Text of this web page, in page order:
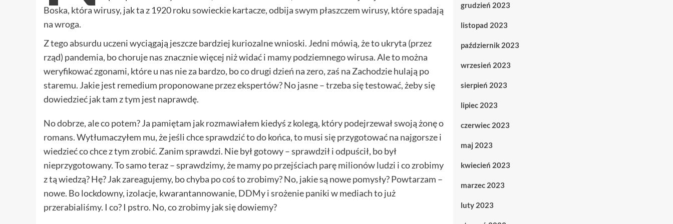
Boska, która wirusy, jak ta z 1920 roku sowieckie kartacze, odbija swym płaszczem wirusy, które spadają
na wroga.
Z tego absurdu uczeni wyciągają jeszcze bardziej kuriozalne wnioski. Jedni mówią, że to ukryta (przez
rząd) pandemia, bo choruje nas znacznie więcej niż widać i mamy podziemnego wirusa. Ale to można
weryfikować zgonami, które u nas nie za bardzo, bo co drugi dzień na zero, zaś na Zachodzie hulają po
staremu. Jakie jest remedium proponowane przez ekspertów? No jasne – trzeba się testować, żeby się
dowiedzieć jak tam z tym jest naprawdę.
No dobrze, ale co potem? Ja pamiętam jak rozmawiałem kiedyś z kolegą, który podejrzewał swoją żonę o
romans. Wytłumaczyłem mu, że jeśli chce sprawdzić to do końca, to musi się przygotować na najgorsze i
wiedzieć co chce z tym zrobić. Zanim sprawdzi. Nie był gotowy – sprawdził i odpuścił, bo był
nieprzygotowany. To samo teraz – sprawdzimy, że mamy po przejściach parę milionów ludzi i co zrobimy
z tą wiedzą? Hę? Jak zareagujemy, bo chyba po coś to zrobimy? No, jakie są nowe pomysły? Powtarzam –
nowe. Bo lockdowny, izolacje, kwarantannowanie, DDMy i srożenie paniki w mediach to już
przerabialiśmy. I co? I pstro. No, co zrobimy jak się dowiemy?
grudzień 2023
listopad 2023
październik 2023
wrzesień 2023
sierpień 2023
lipiec 2023
czerwiec 2023
maj 2023
kwiecień 2023
marzec 2023
luty 2023